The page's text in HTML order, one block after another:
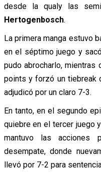
desde la qualy las
Hertogenbosch.
La primera manga estuvo
en el séptimo juego y
pudo abrocharlo,
points y forzó un tiebreak
adjudicó por un claro 7-3.
En tanto, en el segundo
quiebre en el tercer juego
mantuvo las acciones
desempate, donde
llevó por 7-2 para